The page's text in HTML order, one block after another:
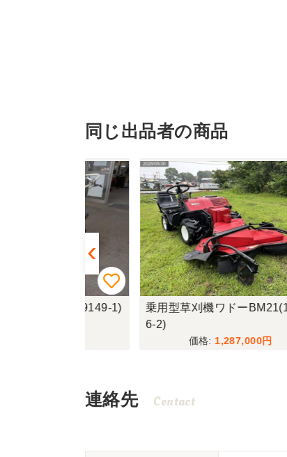
同じ出品者の商品
乗用型草刈機ワドーBM21(1955
1,287,000
連絡先 Contact